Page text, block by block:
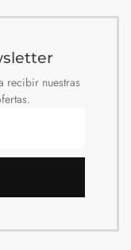
recibir nuestras